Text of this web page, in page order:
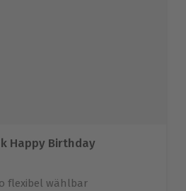
Happy Birthday
flexibel wählbar